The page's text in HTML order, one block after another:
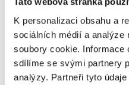
K personalizaci obsahu a
sociálních médií a
soubory cookie. Informace
sdílíme se svými partnery
analýzy. Partneři tyto